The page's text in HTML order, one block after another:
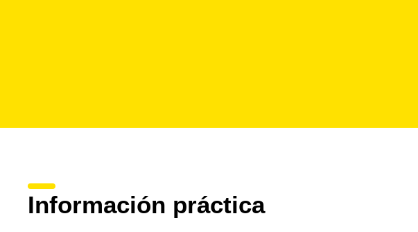
Información práctica